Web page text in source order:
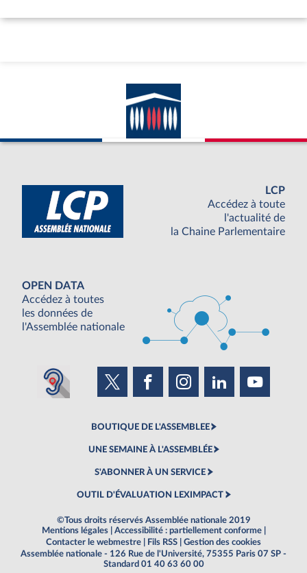
LCP
Accédez à toute
l'actualité de
la Chaine Parlementaire
OPEN DATA
Accédez à toutes
les données de
l'Assemblée nationale
BOUTIQUE DE L'ASSEMBLEE
UNE SEMAINE À L'ASSEMBLÉE
S'ABONNER À UN SERVICE
OUTIL D'ÉVALUATION LEXIMPACT
©Tous droits réservés Assemblée nationale 2019
Mentions légales
Accessibilité : partiellement conforme
Contacter le webmestre
Fils RSS
Gestion des cookies
Assemblée nationale - 126 Rue de l'Université, 75355 Paris 07 SP -
Standard 01 40 63 60 00